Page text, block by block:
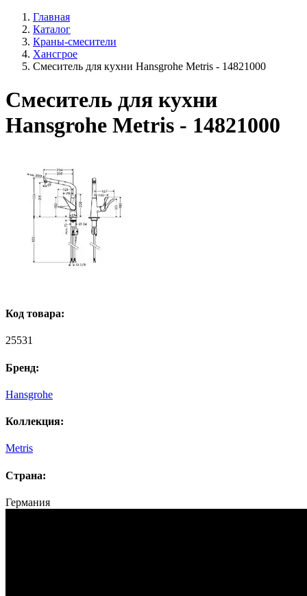
Главная
Каталог
Краны-смесители
Хансгрое
Смеситель для кухни Hansgrohe Metris - 14821000
Смеситель для кухни
Hansgrohe Metris - 14821000
Код товара:
25531
Бренд:
Hansgrohe
Коллекция:
Metris
Страна:
Германия